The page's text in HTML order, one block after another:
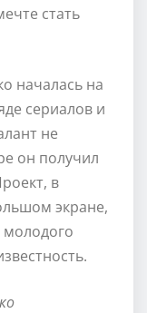
стать
началась на
сериалов и
не
он получил
в
экране,